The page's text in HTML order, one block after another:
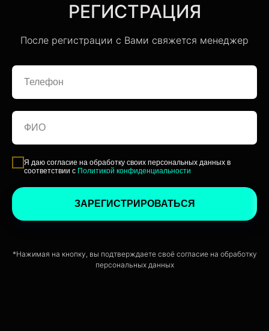
РЕГИСТРАЦИЯ
После регистрации с Вами свяжется менеджер
Я даю согласие на обработку своих персональных данных в
соответствии с Политикой конфиденциальности
ЗАРЕГИСТРИРОВАТЬСЯ
*Нажимая на кнопку, вы подтверждаете своё согласие на обработку
персональных данных